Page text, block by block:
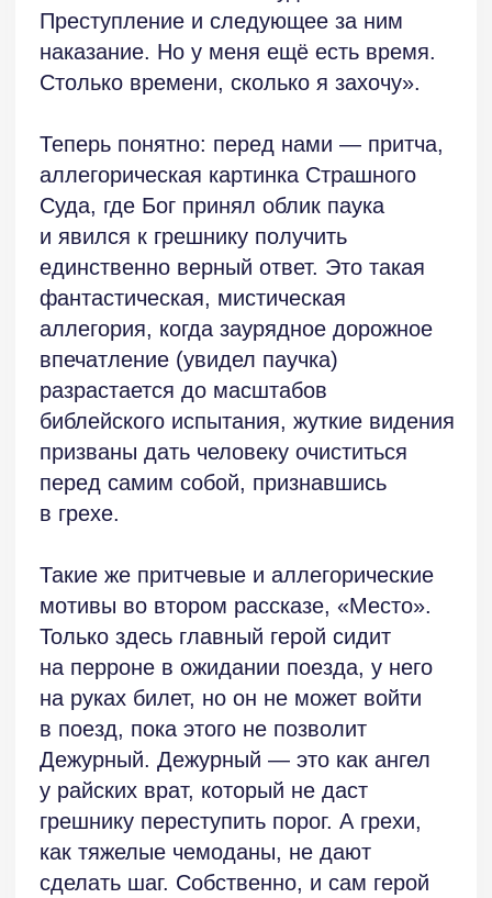
не в состоянии вынести столь
незначительную ношу? Нет, в это
я не верю. Но если на то пошло,
прощать я умею. Даже себя самого.
Помнить бы только те ошибки,
то, быть может, и нет совсем. И если
нет… Но тогда и поезд давно б пришёл.
А его всё нет и нет».
На мой взгляд, рассказы эти слишком
аллегоричны. Автору кажется, что если
он максимально усложнит
множеством мелких деталей,
подробностей, размышлений,
внутренней речи, покажет читателю
отвратительные картины, как гигантские
пауки разрывают человеческую плоть,
это в конечном счете усилит
внутреннюю идею рассказа, позволит
донести до читателя его
притчеобразный смысл.
и отличаются, что они очень короткие,
афористичные, не перегружены
лишними деталями и ответвлениями
сюжета. Притча — это не сложное
уравнение, не задача из учебника этики.
Это простой пример. Вот некто
поступил так и так, и с ним произошло
то-то и то-то. Действия — результат —
моральный вывод (хотя можно и без
морали, каждый сам в состоянии
домыслить). Игорь Озерский написал
два рассказа, иллюстрирующие
максимы преступления и неизбежного
наказания, и «хотел бы в рай, да грехи
не пускают». Он придумал сюжеты,